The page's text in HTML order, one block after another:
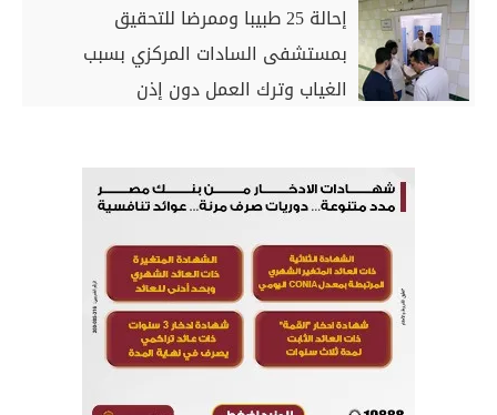
إحالة 25 طبيبا وممرضا للتحقيق
بمستشفى السادات المركزي بسبب
الغياب وترك العمل دون إذن